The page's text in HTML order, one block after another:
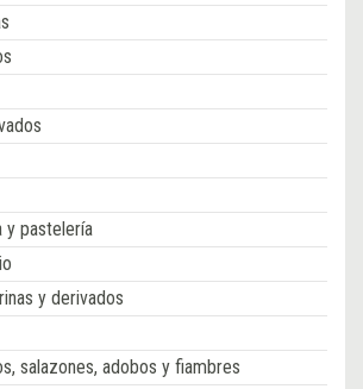
y pastelería
y derivados
salazones, adobos y fiambres